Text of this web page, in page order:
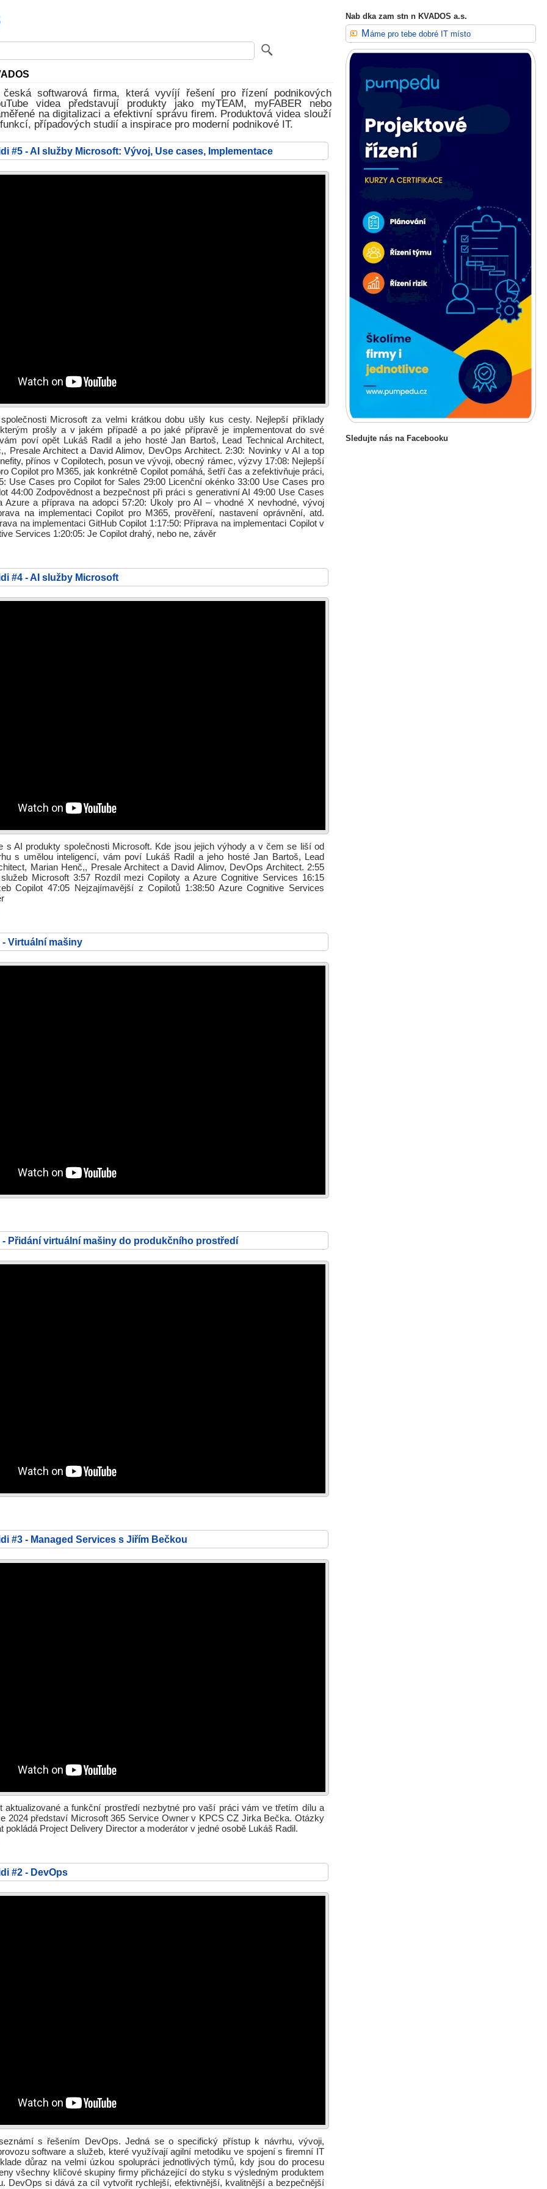
česká softwarová firma, která vyvíjí řešení pro řízení podnikových
videa představují produkty jako myTEAM, myFABER nebo
na digitalizaci a efektivní správu firem. Produktová videa slouží
případových studií a inspirace pro moderní podnikové IT.
#5 - AI služby Microsoft: Vývoj, Use cases, Implementace
Microsoft za velmi krátkou dobu ušly kus cesty. Nejlepší příklady
prošly a v jakém případě a po jaké přípravě je implementovat do své
poví opět Lukáš Radil a jeho hosté Jan Bartoš, Lead Technical Architect,
Presale Architect a David Alimov, DevOps Architect. 2:30: Novinky v AI a top
přínos v Copilotech, posun ve vývoji, obecný rámec, výzvy 17:08: Nejlepší
Copilot pro M365, jak konkrétně Copilot pomáhá, šetří čas a zefektivňuje práci,
Use Cases pro Copilot for Sales 29:00 Licenční okénko 33:00 Use Cases pro
44:00 Zodpovědnost a bezpečnost při práci s generativní AI 49:00 Use Cases
Azure a příprava na adopci 57:20: Úkoly pro AI – vhodné X nevhodné, vývoj
na implementaci Copilot pro M365, prověření, nastavení oprávnění, atd.
na implementaci GitHub Copilot 1:17:50: Příprava na implementaci Copilot v
Services 1:20:05: Je Copilot drahý, nebo ne, závěr
#4 - AI služby Microsoft
s AI produkty společnosti Microsoft. Kde jsou jejich výhody a v čem se liší od
s umělou inteligencí, vám poví Lukáš Radil a jeho hosté Jan Bartoš, Lead
Marian Henč,, Presale Architect a David Alimov, DevOps Architect. 2:55
Microsoft 3:57 Rozdíl mezi Copiloty a Azure Cognitive Services 16:15
Copilot 47:05 Nejzajímavější z Copilotů 1:38:50 Azure Cognitive Services
- Virtuální mašiny
- Přidání virtuální mašiny do produkčního prostředí
#3 - Managed Services s Jiřím Bečkou
aktualizované a funkční prostředí nezbytné pro vaší práci vám ve třetím dílu a
2024 představí Microsoft 365 Service Owner v KPCS CZ Jirka Bečka. Otázky
pokládá Project Delivery Director a moderátor v jedné osobě Lukáš Radil.
#2 - DevOps
s řešením DevOps. Jedná se o specifický přístup k návrhu, vývoji,
software a služeb, které využívají agilní metodiku ve spojení s firemní IT
důraz na velmi úzkou spolupráci jednotlivých týmů, kdy jsou do procesu
všechny klíčové skupiny firmy přicházející do styku s výsledným produktem
DevOps si dává za cíl vytvořit rychlejší, efektivnější, kvalitnější a bezpečnější
Nab dka zam stn n KVADOS a.s.
Máme pro tebe dobré IT místo
Sledujte nás na Facebooku